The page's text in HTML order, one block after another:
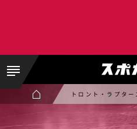
トロント・ラプタ